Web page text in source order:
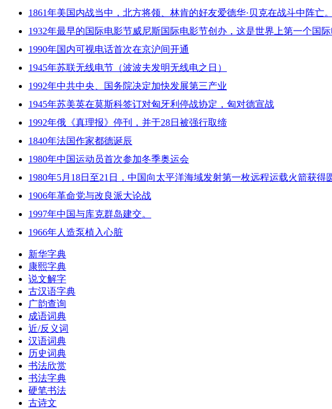
1861年美国内战当中，北方将领、林肯的好友爱德华·贝克在战斗中阵亡。
1932年最早的国际电影节威尼斯国际电影节创办，这是世界上第一个国
1990年国内可视电话首次在京沪间开通
1945年苏联无线电节（波波夫发明无线电之日）
1992年中共中央、国务院决定加快发展第三产业
1945年苏美英在莫斯科签订对匈牙利停战协定，匈对德宣战
1992年俄《真理报》停刊，并于28日被强行取缔
1840年法国作家都德诞辰
1980年中国运动员首次参加冬季奥运会
1980年5月18日至21日，中国向太平洋海域发射第一枚远程运载火箭获得
1906年革命党与改良派大论战
1997年中国与库克群岛建交。
1966年人造泵植入心脏
新华字典
康熙字典
说文解字
古汉语字典
广韵查询
成语词典
近/反义词
汉语词典
历史词典
书法欣赏
书法字典
硬笔书法
古诗文